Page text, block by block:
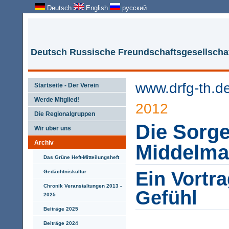
Deutsch English русский
Deutsch Russische
Startseite - Der Verein
Werde Mitglied!
Die Regionalgruppen
Wir über uns
Archiv
Das Grüne Heft-Mitteilungsheft
Gedächtniskultur
Chronik Veranstaltungen 2013 -
2025
Beiträge 2025
Beiträge 2024
www.drfg-
2012
Die
Ein
Gefühl